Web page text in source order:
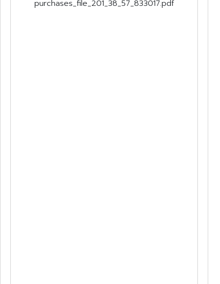
purchases_file_201_38_57_833017.pdf